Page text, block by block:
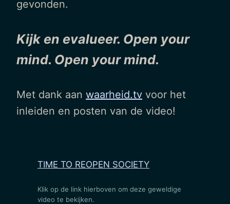
gevonden.
Kijk en evalueer. Open your
mind. Open your mind.
Met dank aan waarheid.tv voor het
inleiden en posten van de video!
TIME TO REOPEN SOCIETY
Klik op de link hierboven om deze geweldige
video te bekijken.